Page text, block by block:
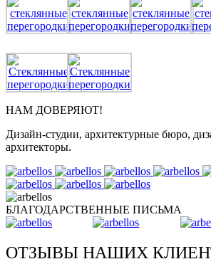
НАМ ДОВЕРЯЮТ!
Дизайн-студии, архитектурные бюро,
архитекторы.
БЛАГОДАРСТВЕННЫЕ ПИСЬМА
ОТЗЫВЫ НАШИХ